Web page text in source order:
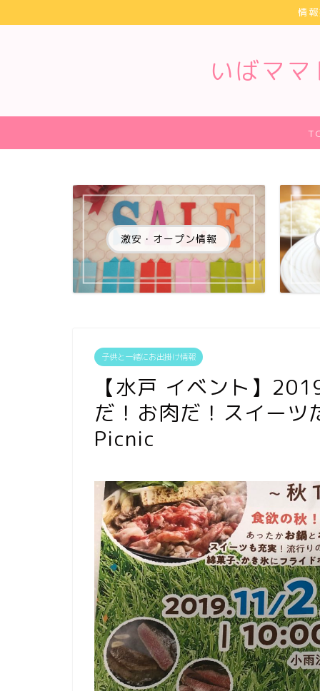
情
いばマ
激安・オープン情報
子供と一緒にお出掛け情報
【水戸 イベント】
だ！お肉だ！スイー
Picnic